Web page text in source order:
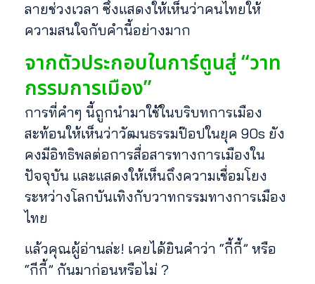
ลายช่วงเวลา ซึ่งแสดงให้เห็นว่าคนไทยให้
ความสนใจกับคำนี้อย่างมาก
จากตัวประกอบในการ์ตูนสู่ “วาท
กรรมการเมือง”
การที่คำๆ นี้ถูกนำมาใช้ในบริบทการเมือง
สะท้อนให้เห็นว่าวัฒนธรรมป๊อปในยุค 90s ยัง
คงมีอิทธิพลต่อการสื่อสารทางการเมืองใน
ปัจจุบัน และแสดงให้เห็นถึงความเชื่อมโยง
ระหว่างโลกบันเทิงกับวาทกรรมทางการเมือง
ไทย
แล้วคุณผู้อ่านล่ะ! เคยได้ยินคำว่า “กี้กี้” หรือ
“กีกี้” กันมาก่อนหรือไม่ ?